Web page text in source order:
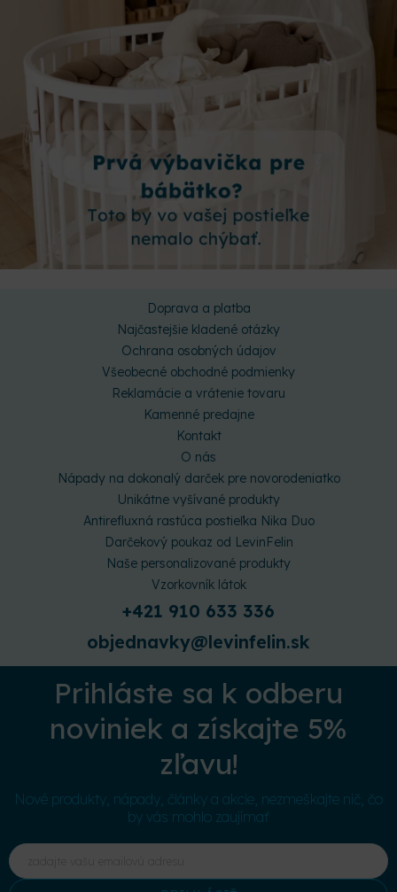
Doprava a platba
Najčastejšie kladené otázky
Ochrana osobných údajov
Všeobecné obchodné podmienky
Reklamácie a vrátenie tovaru
Kamenné predajne
Kontakt
O nás
Nápady na dokonalý darček pre novorodeniatko
Unikátne vyšívané produkty
Antirefluxná rastúca postieľka Nika Duo
Darčekový poukaz od LevinFelin
Naše personalizované produkty
Vzorkovník látok
+421 910 633 336
objednavky@levinfelin.sk
Prihláste sa k odberu
noviniek a získajte 5%
zľavu!
Nové produkty, nápady, články a akcie, nezmeškajte nič, čo
by vás mohlo zaujímať